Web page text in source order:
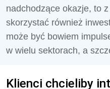
nadchodzące okazje, to
skorzystać również
może być bowiem
w wielu sektorach, a
Klienci chcieliby